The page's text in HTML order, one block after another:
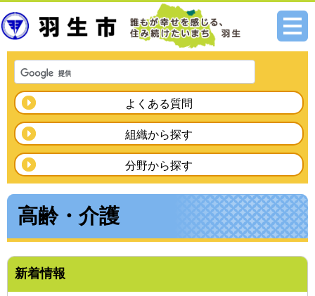
メニ
よくある質問
組織から探す
分野から探す
高齢・介護
新着情報